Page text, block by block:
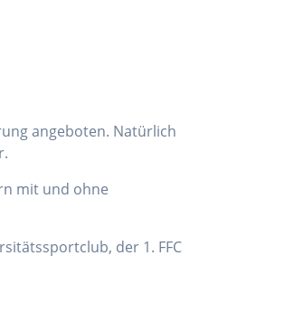
angeboten. Natürlich
mit und ohne
der 1. FFC